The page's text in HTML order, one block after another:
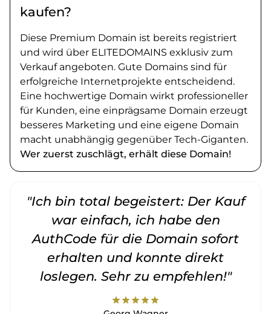
kaufen?
Diese Premium Domain ist bereits registriert
und wird über ELITEDOMAINS exklusiv zum
Verkauf angeboten. Gute Domains sind für
erfolgreiche Internetprojekte entscheidend.
Eine hochwertige Domain wirkt professioneller
für Kunden, eine einprägsame Domain erzeugt
besseres Marketing und eine eigene Domain
macht unabhängig gegenüber Tech-Giganten.
Wer zuerst zuschlägt, erhält diese Domain!
"Ich bin total begeistert: Der Kauf
war einfach, ich habe den
AuthCode für die Domain sofort
erhalten und konnte direkt
loslegen. Sehr zu empfehlen!"
starstarstarstarstar